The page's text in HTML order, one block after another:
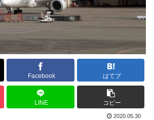
Facebook はてブ
LINE コピー
2020.05.30